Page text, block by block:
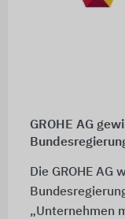
GROHE AG
Die GROHE AG
„Unternehmen